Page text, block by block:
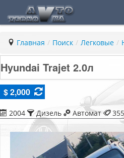
Статьи
ПДД ПМР
Главная / Поиск / Легковые /
Hyundai Trajet 2.0л
$ 2,000
2004 Дизель Автомат